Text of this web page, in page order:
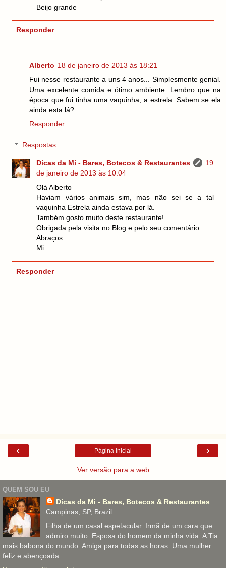
Beijo grande
Responder
Alberto 18 de janeiro de 2013 às 18:21
Fui nesse restaurante a uns 4 anos... Simplesmente genial.
Uma excelente comida e ótimo ambiente. Lembro que na
época que fui tinha uma vaquinha, a estrela. Sabem se ela
ainda esta lá?
Responder
Respostas
Dicas da Mi - Bares, Botecos & Restaurantes
19
de janeiro de 2013 às 10:04
Olá Alberto
Haviam vários animais sim, mas não sei se a tal
vaquinha Estrela ainda estava por lá.
Também gosto muito deste restaurante!
Obrigada pela visita no Blog e pelo seu comentário.
Abraços
Mi
Responder
‹ ›
Página inicial
Ver versão para a web
QUEM SOU EU
Dicas da Mi - Bares, Botecos & Restaurantes
Campinas, SP, Brazil
Filha de um casal espetacular. Irmã de um cara que
admiro muito. Esposa do homem da minha vida. A Tia
mais babona do mundo. Amiga para todas as horas. Uma mulher
feliz e abençoada.